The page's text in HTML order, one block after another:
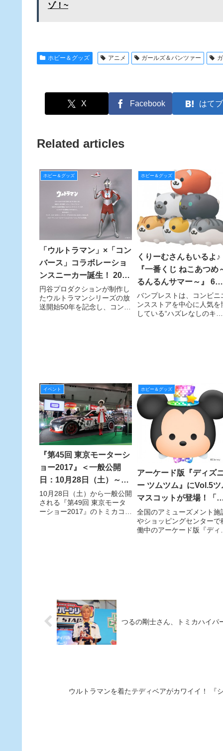
ゾ！~
ホビー＆グッズ アニメ ガールズ＆パンツァー
X Facebook はてブ
Related articles
ホビー＆グッズ
「ウルトラマン」×「コン
バース」コラボレーショ
ンスニーカー誕生！ 2016
年7月リリース予定
円谷プロダクションが制作し
たウルトラマンシリーズの放
送開始50年を記念し、コンバ
ホビー＆グッズ
くりーむさんもいるよ♪
『一番くじ ねこあつめ
るんるんサマー～』 6月
25日（土）より販売開
バンプレストは、コンビニ
ンスストアを中心に人気を
している“ハズレなしのキャ
イベント
『第45回 東京モーターシ
ョー2017』＜一般公開
日：10月28日（土）～11
月５日（日）＞でトミカ
を買おう！
10月28日（土）から一般公開
される『第49回 東京モータ
ーショー2017』のトミカコー
ホビー＆グッズ
アーケード版『ディズ
ー ツムツム』にVol.5ツ
マスコットが登場！「
ースターシリーズ」を
に入れよう！
全国のアミューズメント施
やショッピングセンターで
働中のアーケード版『ディズ
つるの剛士さん、トミカハイパ
ウルトラマンを着たテディベアがカワイイ！ 『